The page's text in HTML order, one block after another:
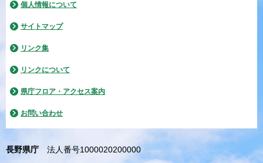
個人情報について
サイトマップ
リンク集
リンクについて
県庁フロア・アクセス案内
お問い合わせ
長野県庁
法人番号1000020200000